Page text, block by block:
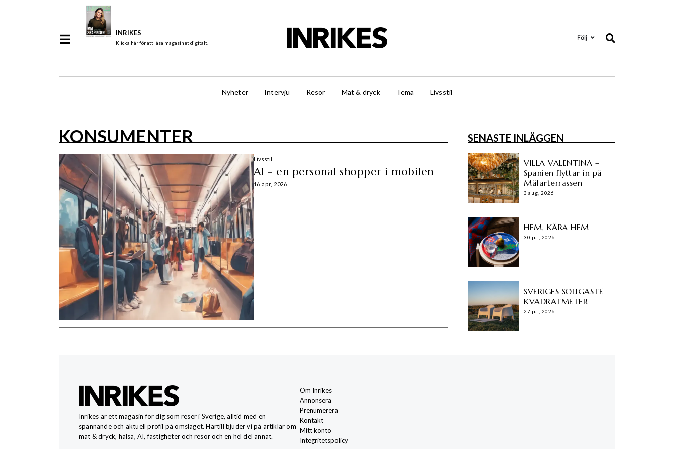
INRIKES
Klicka här för att läsa magasinet digitalt.
Följ
Nyheter Intervju Resor Mat & dryck Tema Livsstil
KONSUMENTER
Livsstil
AI – en personal shopper i mobilen
16 apr, 2026
SENASTE INLÄGGEN
VILLA VALENTINA –
Spanien flyttar in på
Mälarterrassen
3 aug, 2026
HEM, KÄRA HEM
30 jul, 2026
SVERIGES SOLIGASTE
KVADRATMETER
27 jul, 2026
Inrikes är ett magasin för dig som reser i Sverige, alltid med en
spännande och aktuell profil på omslaget. Härtill bjuder vi på artiklar om
mat & dryck, hälsa, AI, fastigheter och resor och en hel del annat.
Om Inrikes
Annonsera
Prenumerera
Kontakt
Mitt konto
Integritetspolicy